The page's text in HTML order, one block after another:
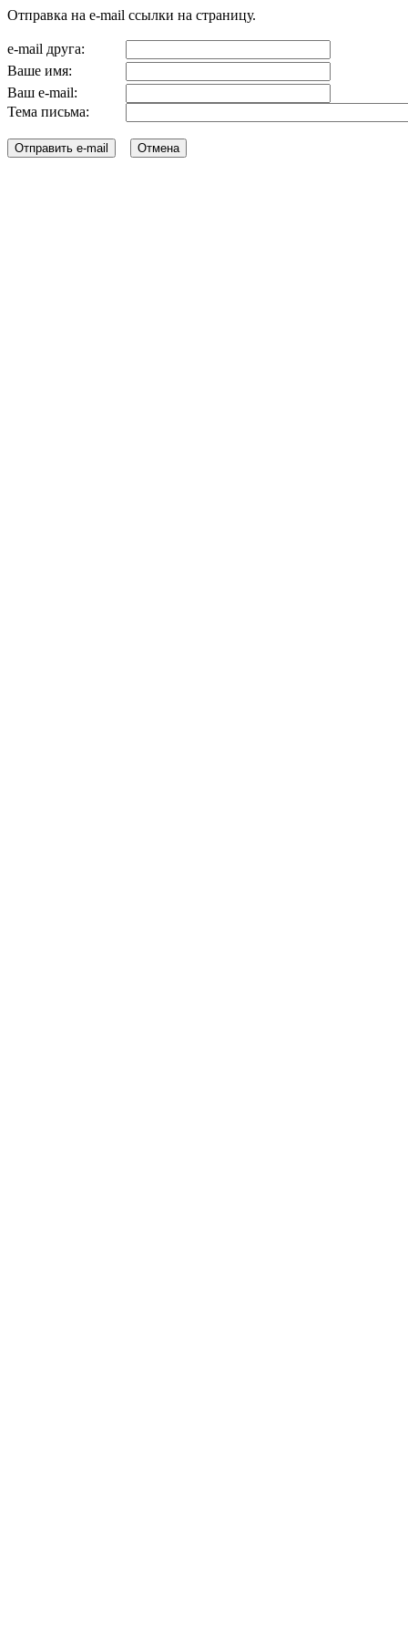
Отправка на e-mail ссылки на страницу.
e-mail друга:
Ваше имя:
Ваш e-mail:
Тема письма: